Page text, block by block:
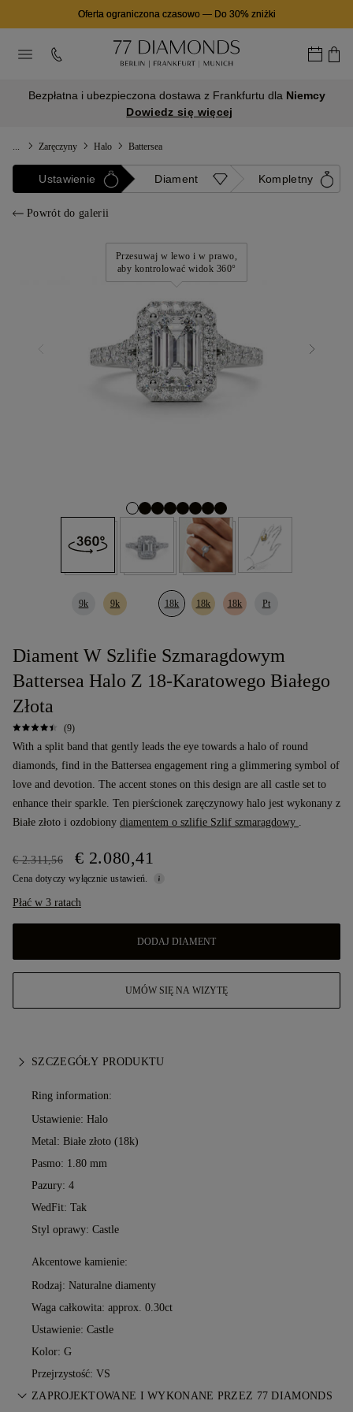
Oferta ograniczona czasowo— Do 30% zniżki
Bezpłatna i ubezpieczona dostawa z Frankfurtu dla Niemcy
Dowiedz się więcej
Zaręczyny Halo Battersea
Ustawienie Diament Kompletny
Powrót do galerii
Przesuwaj w lewo i w prawo,
aby kontrolować widok 360°
9k 9k 18k 18k 18k Pt
Diament W Szlifie Szmaragdowym
Battersea Halo Z 18-Karatowego Białego
Złota
(9)
With a split band that gently leads the eye towards a halo of round
diamonds, find in the Battersea engagement ring a glimmering symbol of
love and devotion. The accent stones on this design are all castle set to
enhance their sparkle. Ten pierścionek zaręczynowy halo jest wykonany z
Białe złoto i ozdobiony diamentem o szlifie Szlif szmaragdowy .
€ 2.311,56 € 2.080,41
Cena dotyczy wyłącznie ustawień.
Płać w 3 ratach
DODAJ DIAMENT
UMÓW SIĘ NA WIZYTĘ
SZCZEGÓŁY PRODUKTU
Ring information:
Ustawienie: Halo
Metal: Białe złoto (18k)
Pasmo: 1.80 mm
Pazury: 4
WedFit: Tak
Styl oprawy: Castle
Akcentowe kamienie:
Rodzaj: Naturalne diamenty
Waga całkowita: approx. 0.30ct
Ustawienie: Castle
Kolor: G
Przejrzystość: VS
ZAPROJEKTOWANE I WYKONANE PRZEZ 77 DIAMONDS